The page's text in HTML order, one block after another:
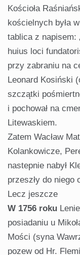
Kościoła
kościelnych była
tablica z napisem:
huius loci
przy zabraniu na
Leonard Kosiński
szczątki
i pochował na
Litewaskiem.
Zatem Wacław
Kolankowicze,
nastepnie nabył
przeszły do niego
Lecz jeszcze
W 1756 roku
posiadaniu u
Mości (syna
pozew od Hr.